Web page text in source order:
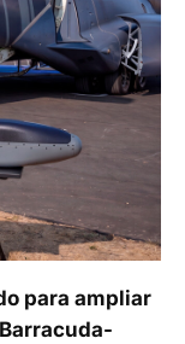
para ampliar